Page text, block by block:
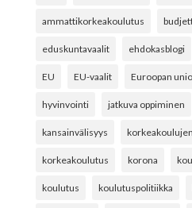
ammattikorkeakoulutus
eduskuntavaalit ehdokasblogi
EU EU-vaalit Euroopan
hyvinvointi jatkuva oppiminen
kansainvälisyys
korkeakoulutus korona
koulutus koulutuspolitiikka